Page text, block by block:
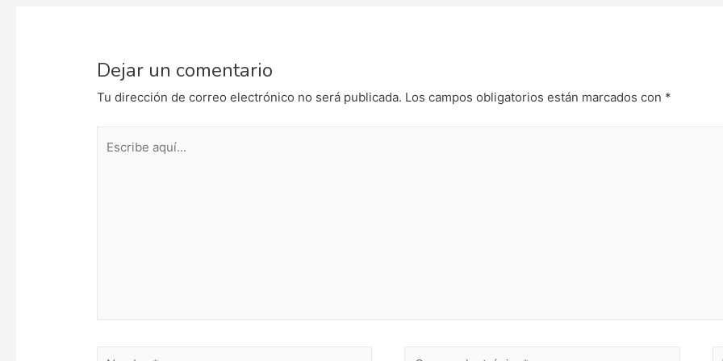
Dejar un comentario
Tu dirección de correo electrónico no será publicada. Los campos obligatorios están marcados con *
Nombre* Correo